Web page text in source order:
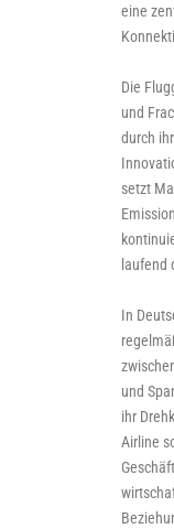
eine
Die
und
durch
setzt
laufend
In
und
ihr
Airline